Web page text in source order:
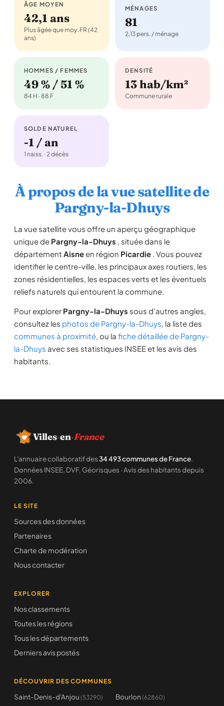
ÂGE MOYEN
42,1 ans
Plus âgée que moy. FR (42
ans)
MÉNAGES
81
2,13 pers. / ménage
HOMMES / FEMMES
49 % / 51 %
84 H · 88 F
DENSITÉ
13 hab/km²
Commune rurale
SOLDE NATUREL
-1 / an
1 naiss. · 2 décès
À propos de la vue satellite de
Pargny-la-Dhuys
La vue satellite vous offre un aperçu géographique
unique de Pargny-la-Dhuys , située dans le
département Aisneen région Picardie . Vous pouvez
identifier le centre-ville, les principaux axes routiers, les
zones résidentielles, les espaces verts et les éventuels
reliefs naturels qui entourent la commune.
Pour explorer Pargny-la-Dhuys sous d'autres angles,
consultez les photos de Pargny-la-Dhuys, la liste des
communes à proximité, ou la fiche détaillée de Pargny-
la-Dhuys avec ses statistiques INSEE et les avis des
habitants.
Villes·en·France
L'annuaire collaboratif des34 493 communes de France.
Données INSEE, DVF, Géorisques · Avis des habitants depuis
2006.
LE SITE
Sources des données
Partenaires
Charte de modération
Nous contacter
EXPLORER
Nos classements
Toutes les régions
Tous les départements
Derniers avis postés
DÉCOUVRIR DES COMMUNES
Saint-Denis-d'Anjou (53290) Bourlon (62860)